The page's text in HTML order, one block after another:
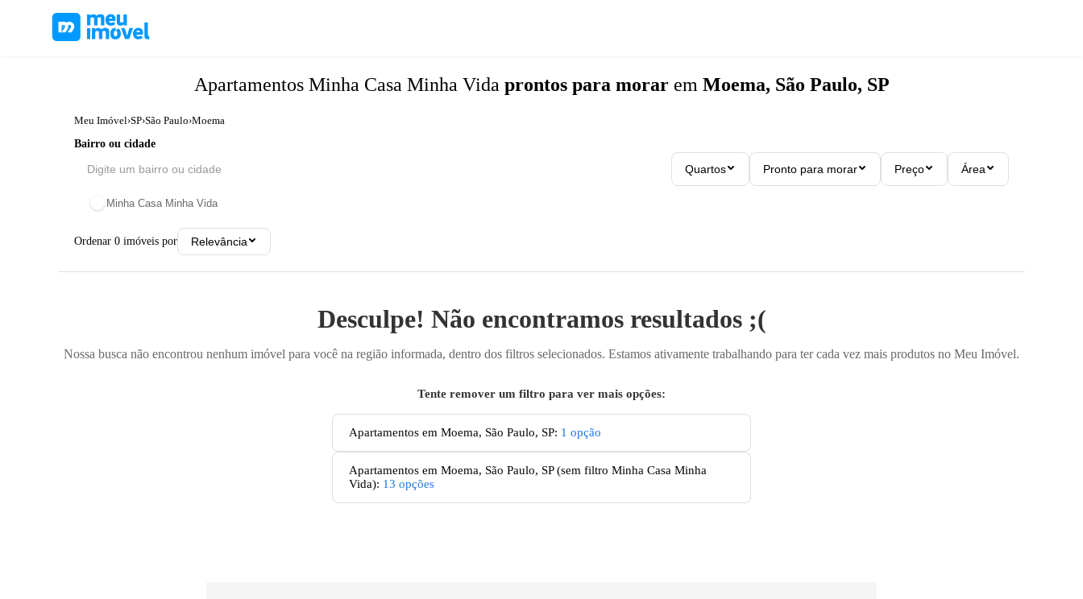
Apartamentos Minha Casa Minha Vida prontos para morar em Moema, São Paulo, SP
Meu Imóvel›SP›São Paulo›Moema
Bairro ou cidade
Quartos Pronto para morar Preço Área
Minha Casa Minha Vida
Ordenar 0 imóveis por Relevância
Desculpe! Não encontramos resultados ;(
Nossa busca não encontrou nenhum imóvel para você na região informada, dentro dos filtros selecionados. Estamos ativamente trabalhando para ter cada vez mais produtos no Meu Imóvel.
Tente remover um filtro para ver mais opções:
Apartamentos em Moema, São Paulo, SP: 1 opção
Apartamentos em Moema, São Paulo, SP(sem filtro Minha Casa Minha
Vida): 13 opções